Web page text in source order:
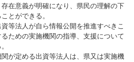
在意義が明確になり、県民の理解の下
とができる。
等法人が自ら情報公開を推進すべきこ
ための実施機関の指導、支援について
が定める出資等法人は、県又は実施機